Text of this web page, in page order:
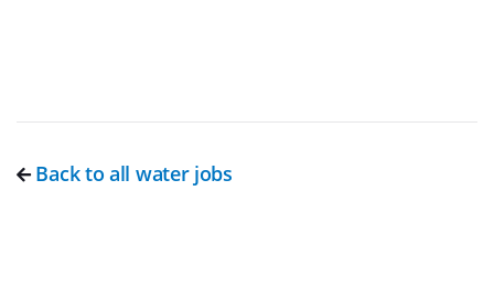
Back to all water jobs